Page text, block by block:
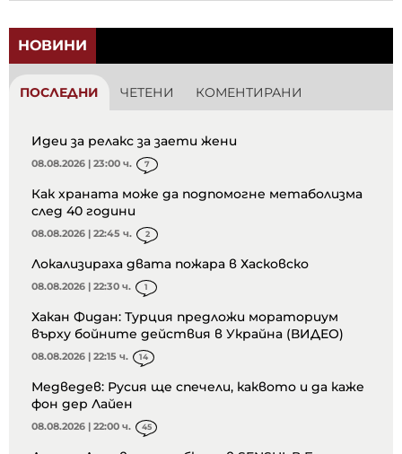
НОВИНИ
ПОСЛЕДНИ ЧЕТЕНИ КОМЕНТИРАНИ
Идеи за релакс за заети жени
08.08.2026 | 23:00 ч. 7
Как храната може да подпомогне метаболизма
след 40 години
08.08.2026 | 22:45 ч. 2
Локализираха двата пожара в Хасковско
08.08.2026 | 22:30 ч. 1
Хакан Фидан: Турция предложи мораториум
върху бойните действия в Украйна (ВИДЕО)
08.08.2026 | 22:15 ч. 14
Медведев: Русия ще спечели, каквото и да каже
фон дер Лайен
08.08.2026 | 22:00 ч. 45